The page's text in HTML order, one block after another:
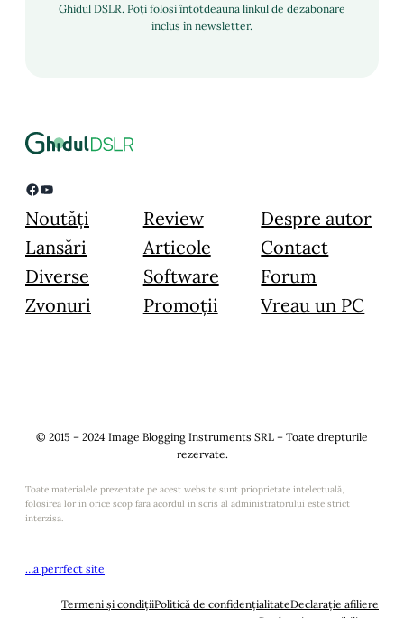
Ghidul DSLR. Poți folosi întotdeauna linkul de dezabonare
inclus în newsletter.
Facebook YouTube
Noutăți
Lansări
Diverse
Zvonuri
Review
Articole
Software
Promoții
Despre autor
Contact
Forum
Vreau un PC
© 2015 – 2024 Image Blogging Instruments SRL – Toate drepturile
rezervate.
Toate materialele prezentate pe acest website sunt prioprietate intelectuală,
folosirea lor in orice scop fara acordul in scris al administratorului este strict
interzisa.
…a perrfect site
Termeni și condițiiPolitică de confidențialitateDeclarație afiliere